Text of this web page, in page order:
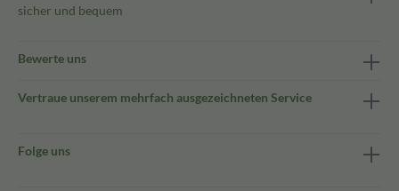
sicher und bequem
Bewerte uns
Vertraue unserem mehrfach ausgezeichneten Service
Folge uns